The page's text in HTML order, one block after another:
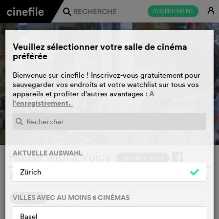
ABONNEMENT E
j
House with a Voice
KRISTINE NRECAJ, BIRTHE TEMPLIN, ALLEMAGNE, 2024
SYNOPSIS
House With a Voice tells the story of six Burrneshas who,
Veuillez sélectionner votre salle de cinéma
préférée
Bienvenue sur cinefile ! Inscrivez-vous gratuitement pour
sauvegarder vos endroits et votre watchlist sur tous vos
appareils et profiter d'autres avantages : A
l'enregistrement.
AKTUELLE AUSWAHL
Zürich
VILLES AVEC AU MOINS 6 CINÉMAS
Basel